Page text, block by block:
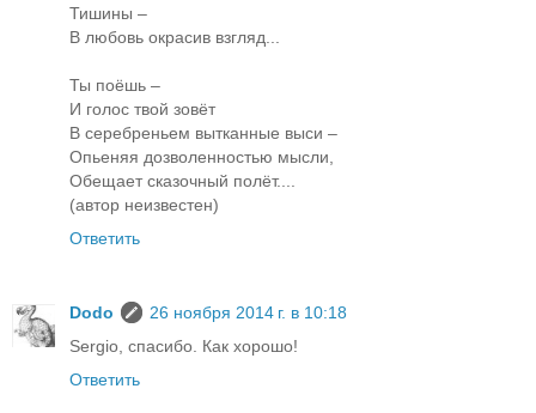
Тишины –
В любовь окрасив взгляд...
Ты поёшь –
И голос твой зовёт
В серебреньем вытканные выси –
Опьеняя дозволенностью мысли,
Обещает сказочный полёт....
(автор неизвестен)
Ответить
Dodo
26 ноября 2014 г. в 10:18
Sergio, спасибо. Как хорошо!
Ответить